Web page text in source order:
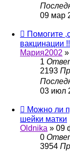
09 мар
Помогите
вакцинации
Мария2002 »
1
2193
03 июл
Можно ли
шейки матки
Oldnika » 09
0
3954